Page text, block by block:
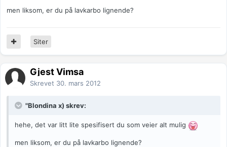
men liksom, er du på lavkarbo lignende?
Siter
Gjest Vimsa
Skrevet 30. mars 2012
"Blondina x) skrev:
hehe, det var litt lite spesifisert du som veier alt mulig
men liksom, er du på lavkarbo lignende?